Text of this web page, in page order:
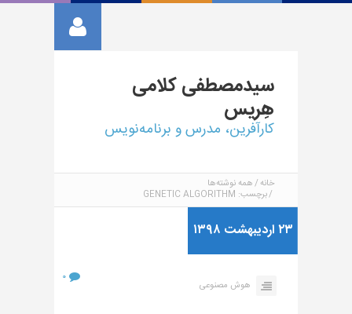
سیدمصطفیکلامی
هِریس
کارآفرین، مدرس و برنامه‌نویس
خانه همه نوشته‌ها
برچسب: GENETIC ALGORITHM
۲۳ اردیبهشت ۱۳۹۸
هوش مصنوعی
۰